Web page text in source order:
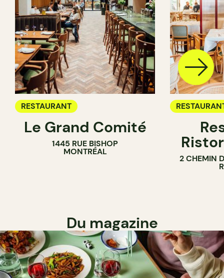
RESTAURANT
Le Grand Comité
1445 RUE BISHOP
MONTRÉAL
2 CHEMIN
Du magazine